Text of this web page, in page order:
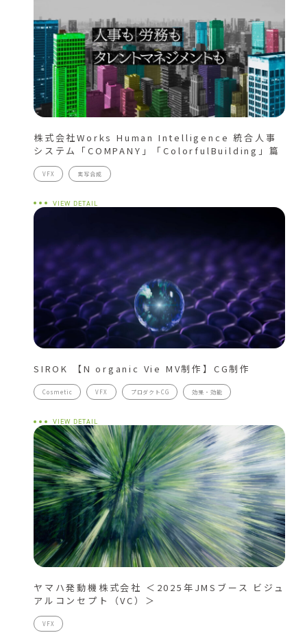
株式会社Works Human Intelligence 統合人事
システム「COMPANY」「ColorfulBuilding」篇
VFX 実写合成
VIEW DETAIL
SIROK 【N organic Vie MV制作】CG制作
Cosmetic VFX プロダクトCG 効果・効能
VIEW DETAIL
ヤマハ発動機株式会社 ＜2025年JMSブース ビジュ
アルコンセプト（VC）＞
VFX